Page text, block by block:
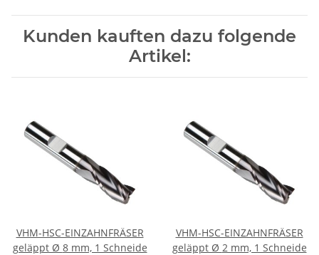
Kunden kauften dazu folgende
Artikel:
VHM-HSC-EINZAHNFRÄSER
geläppt Ø 8 mm, 1 Schneide
VHM-HSC-EINZAHNFRÄSER
geläppt Ø 2 mm, 1 Schneide